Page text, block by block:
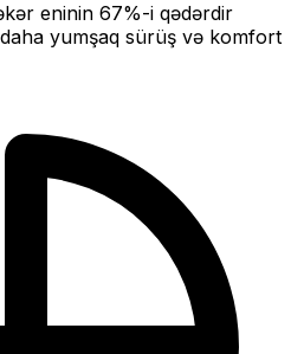
eninin 67%-i qədərdir
yumşaq sürüş və komfort